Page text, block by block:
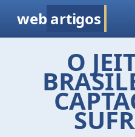
web artigos
O